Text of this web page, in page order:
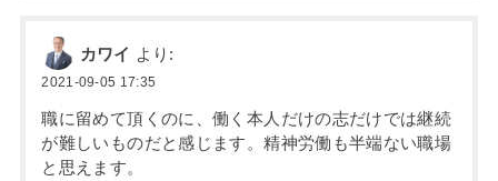
カワイ より:
2021-09-05 17:35
職に留めて頂くのに、働く本人だけの志だけでは継続
が難しいものだと感じます。精神労働も半端ない職場
と思えます。